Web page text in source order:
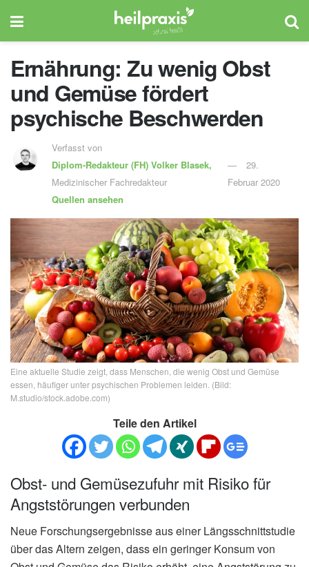
Ernährung: Zu wenig Obst
und Gemüse fördert
psychische Beschwerden
Verfasst von
Diplom-Redakteur (FH) Volker Blasek,
Medizinischer Fachredakteur
Quellen ansehen
29.
Februar 2020
Eine aktuelle Studie zeigt, dass Menschen, die wenig Obst und Gemüse
essen, häufiger unter psychischen Problemen leiden. (Bild:
M.studio/stock.adobe.com)
Teile den Artikel
Obst- und Gemüsezufuhr mit Risiko für
Angststörungen verbunden
Neue Forschungsergebnisse aus einer Längsschnittstudie
über das Altern zeigen, dass ein geringer Konsum von